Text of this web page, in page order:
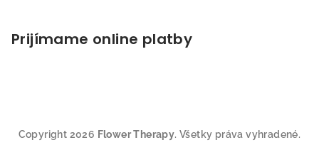
Prijímame online platby
Copyright 2026 Flower Therapy. Všetky práva vyhradené.